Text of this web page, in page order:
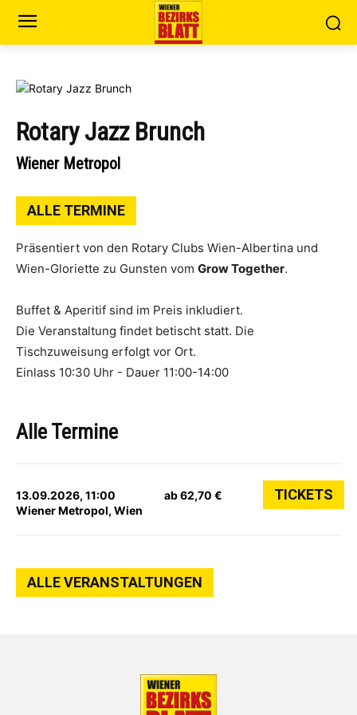
Rotary Jazz Brunch
Wiener Metropol
ALLE TERMINE
Präsentiert von den Rotary Clubs Wien-Albertina und
Wien-Gloriette zu Gunsten vom Grow Together.
Buffet & Aperitif sind im Preis inkludiert.
Die Veranstaltung findet betischt statt. Die
Tischzuweisung erfolgt vor Ort.
Einlass 10:30 Uhr - Dauer 11:00-14:00
Alle Termine
13.09.2026, 11:00
Wiener Metropol, Wien
ab 62,70 € TICKETS
ALLE VERANSTALTUNGEN